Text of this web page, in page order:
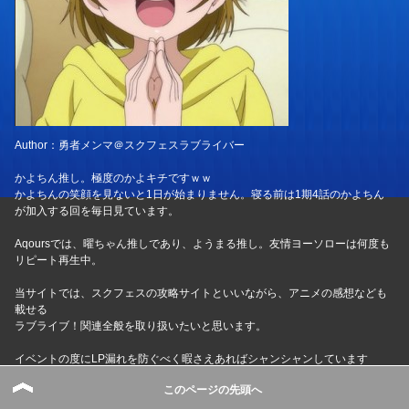
Author：勇者メンマ＠スクフェスラブライバー
かよちん推し。極度のかよキチですｗｗ
かよちんの笑顔を見ないと1日が始まりません。寝る前は1期4話のかよちん
が加入する回を毎日見ています。
Aqoursでは、曜ちゃん推しであり、ようまる推し。友情ヨーソローは何度も
リピート再生中。
当サイトでは、スクフェスの攻略サイトといいながら、アニメの感想なども
載せる
ラブライブ！関連全般を取り扱いたいと思います。
イベントの度にLP漏れを防ぐべく暇さえあればシャンシャンしています
このページの先頭へ